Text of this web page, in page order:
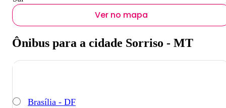
Ver no mapa
Ônibus para a cidade Sorriso - MT
Brasília - DF